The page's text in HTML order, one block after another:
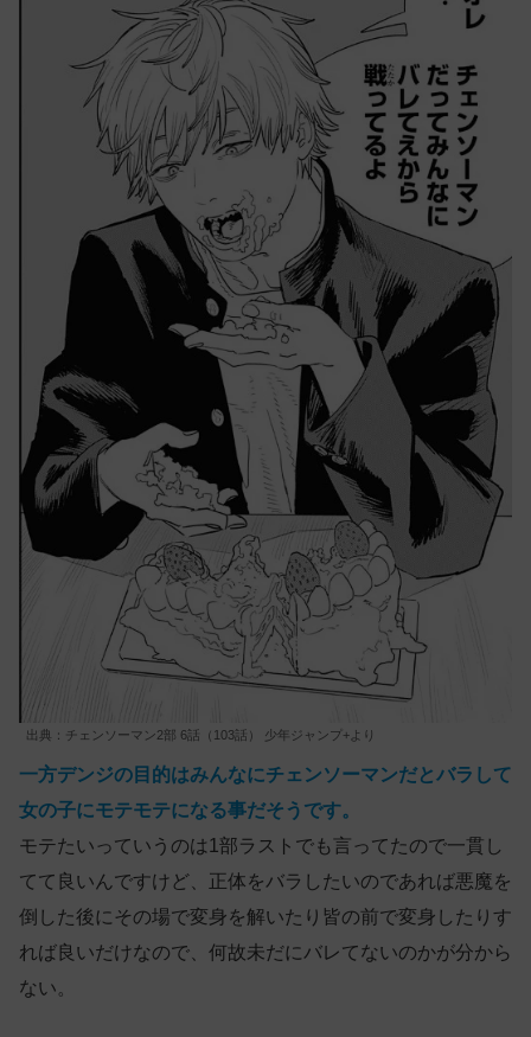
出典：チェンソーマン2部 6話（103話） 少年ジャンプ+より
一方デンジの目的はみんなにチェンソーマンだとバラして
女の子にモテモテになる事だそうです。
モテたいっていうのは1部ラストでも言ってたので一貫し
てて良いんですけど、正体をバラしたいのであれば悪魔を
倒した後にその場で変身を解いたり皆の前で変身したりす
れば良いだけなので、何故未だにバレてないのかが分から
ない。